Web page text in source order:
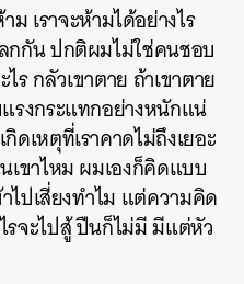
เราจะห้ามได้อย่างไร
กกัน ปกติผมไม่ใช่คนชอบ
กลัวเขาตาย ถ้าเขาตาย
รงกระแทกอย่างหนักแน่
ดเหตุที่เราคาดไม่ถึงเยอะ
เขาไหม ผมเองก็คิดแบบ
ไปเสี่ยงทำไม แต่ความคิด
รจะไปสู้ ปืนก็ไม่มี มีแต่หัว